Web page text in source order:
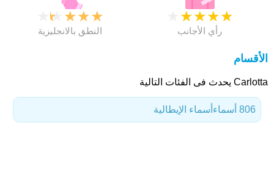
★
★
★
★
النطق بالانجليزية
★
★
★
★
رأي الأجانب
الأقسام
Carlotta يحدث فى الفئات التالية
أسماء الإيطالية 806 أسماء